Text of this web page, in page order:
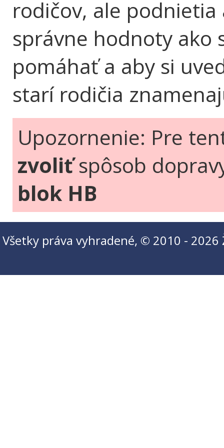
rodičov, ale
správne hodnoty ako
pomáhať a aby si
starí rodičia
Upozornenie: Pre
zvoliťspôsob
blok HB
Všetky práva vyhradené, © 2010 -